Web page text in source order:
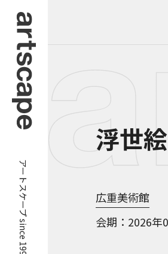
アートスケープ since 1995
浮世
広重美術館
会期
2026年